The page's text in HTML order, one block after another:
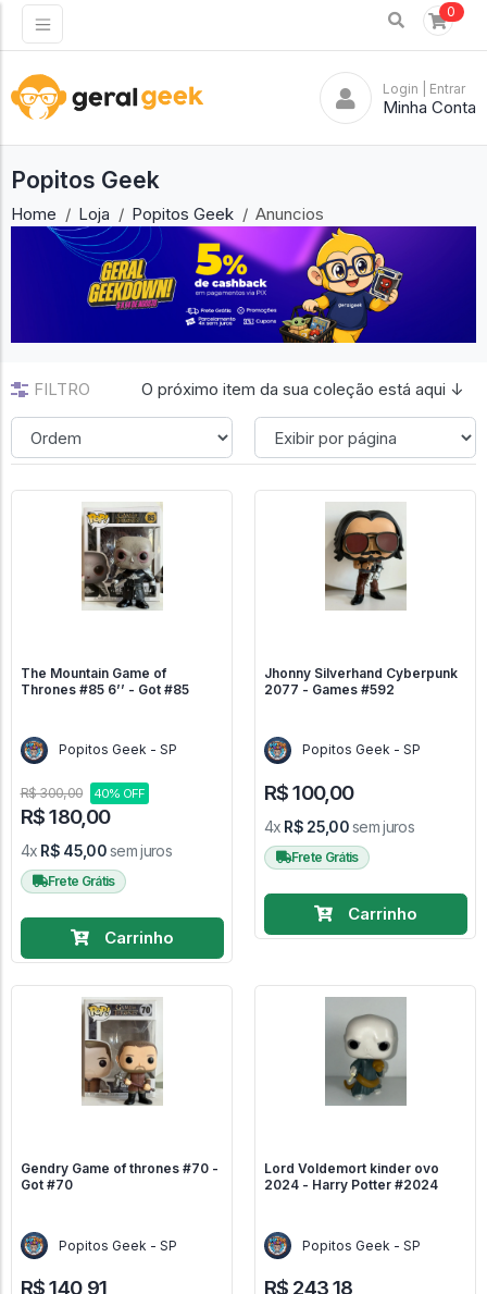
0
Login | Entrar
Minha Conta
Popitos Geek
Home Loja Popitos Geek Anuncios
FILTRO O próximo item da sua coleção está aqui ↓
The Mountain Game of
Thrones #85 6’’ - Got #85
Popitos Geek - SP
R$ 300,00 40% OFF
R$ 180,00
4x R$ 45,00sem juros
Frete Grátis
Carrinho
Jhonny Silverhand Cyberpunk
2077 - Games #592
Popitos Geek - SP
R$ 100,00
4x R$ 25,00sem juros
Frete Grátis
Carrinho
Gendry Game of thrones #70 -
Got #70
Popitos Geek - SP
R$ 140,91
Lord Voldemort kinder ovo
2024 - Harry Potter #2024
Popitos Geek - SP
R$ 243,18